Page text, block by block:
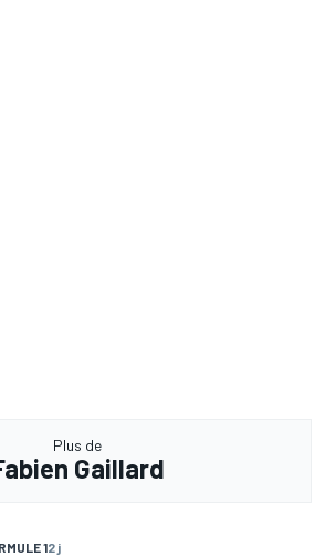
Plus de
Gaillard
12 j